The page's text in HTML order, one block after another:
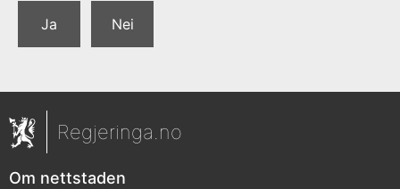
Ja Nei
Regjeringa.no
Om nettstaden